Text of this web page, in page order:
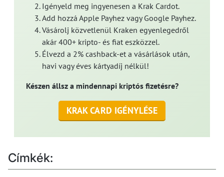
Igényeld meg ingyenesen a Krak Cardot.
Add hozzá Apple Payhez vagy Google Payhez.
Vásárolj közvetlenül Kraken egyenlegedről
akár 400+ kripto- és fiat eszközzel.
Élvezd a 2% cashback-et a vásárlások után,
havi vagy éves kártyadíj nélkül!
Készen állsz a mindennapi kriptós fizetésre?
KRAK CARD IGÉNYLÉSE
Címkék: